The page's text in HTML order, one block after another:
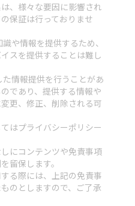
、様々な要因に影響され
保証は行っておりませ
や情報を提供するため、
スを提供することは難し
情報提供を行うことがあ
であり、提供する情報や
更、修正、削除される可
はプライバシーポリシー
にコンテンツや免責事項
留保します。
る際には、上記の免責事
のとしますので、ご了承